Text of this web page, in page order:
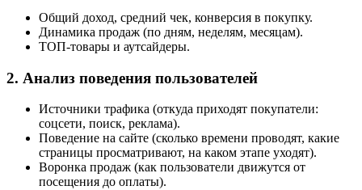
Общий доход, средний чек, конверсия в покупку.
Динамика продаж (по дням, неделям, месяцам).
ТОП-товары и аутсайдеры.
2. Анализ поведения пользователей
Источники трафика (откуда приходят покупатели:
соцсети, поиск, реклама).
Поведение на сайте (сколько времени проводят, какие
страницы просматривают, на каком этапе уходят).
Воронка продаж (как пользователи движутся от
посещения до оплаты).